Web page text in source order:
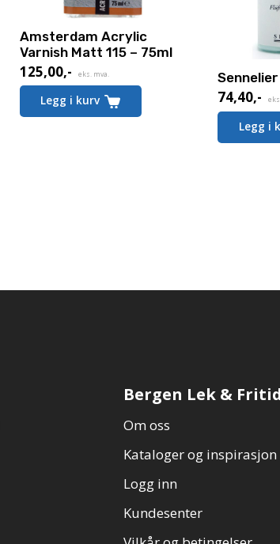
Amsterdam Acrylic
Varnish Matt 115 – 75ml
125,00,- eks. mva.
Legg i kurv 74,40,-
Legg i
Bergen Lek &
Om oss
Kataloger og inspirasjon
Logg inn
Kundesenter